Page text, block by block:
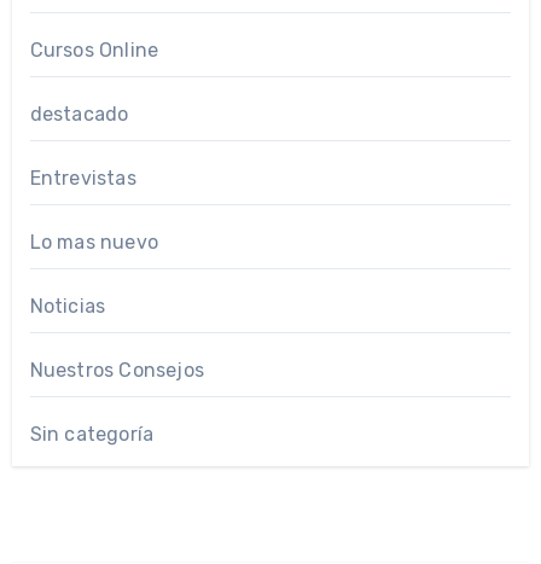
Cursos Online
destacado
Entrevistas
Lo mas nuevo
Noticias
Nuestros Consejos
Sin categoría